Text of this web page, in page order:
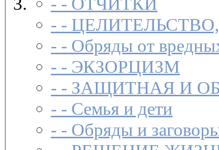
- -
- - Обряды от
- - ЭКЗОРЦИЗМ
- - ЗАЩИТНАЯ И
- - Семья и дети
- - Обряды и